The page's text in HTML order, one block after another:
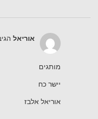
אוריאל
מותגים
יישר כח
אוריאל אלבז